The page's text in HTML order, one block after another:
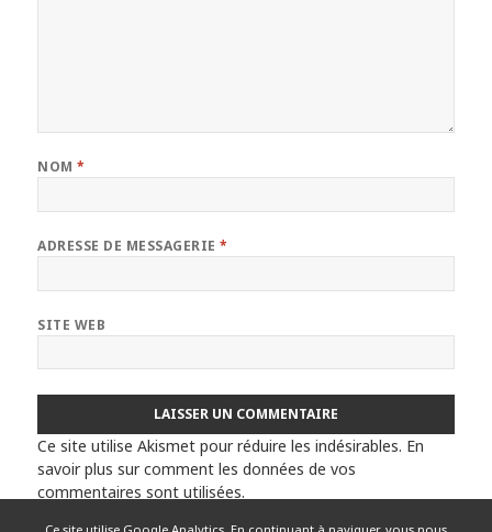
NOM*
ADRESSE DE MESSAGERIE*
SITE WEB
Ce site utilise Akismet pour réduire les indésirables. En
savoir plus sur comment les données de vos
commentaires sont utilisées.